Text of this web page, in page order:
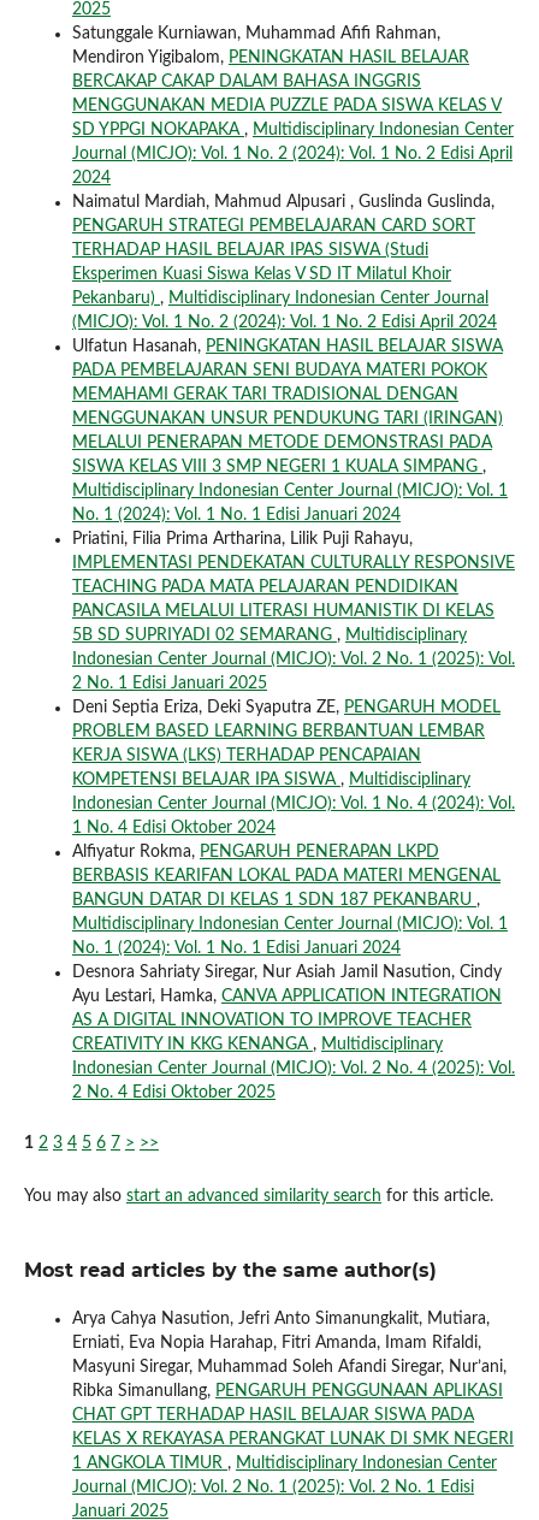
2025
Satunggale Kurniawan, Muhammad Afifi Rahman,
Mendiron Yigibalom, PENINGKATAN HASIL BELAJAR
BERCAKAP CAKAP DALAM BAHASA INGGRIS
MENGGUNAKAN MEDIA PUZZLE PADA SISWA KELAS V
SD YPPGI NOKAPAKA , Multidisciplinary Indonesian Center
Journal (MICJO): Vol. 1 No. 2 (2024): Vol. 1 No. 2 Edisi April
2024
Naimatul Mardiah, Mahmud Alpusari , Guslinda Guslinda,
PENGARUH STRATEGI PEMBELAJARAN CARD SORT
TERHADAP HASIL BELAJAR IPAS SISWA (Studi
Eksperimen Kuasi Siswa Kelas V SD IT Milatul Khoir
Pekanbaru) , Multidisciplinary Indonesian Center Journal
(MICJO): Vol. 1 No. 2 (2024): Vol. 1 No. 2 Edisi April 2024
Ulfatun Hasanah, PENINGKATAN HASIL BELAJAR SISWA
PADA PEMBELAJARAN SENI BUDAYA MATERI POKOK
MEMAHAMI GERAK TARI TRADISIONAL DENGAN
MENGGUNAKAN UNSUR PENDUKUNG TARI (IRINGAN)
MELALUI PENERAPAN METODE DEMONSTRASI PADA
SISWA KELAS VIII 3 SMP NEGERI 1 KUALA SIMPANG ,
Multidisciplinary Indonesian Center Journal (MICJO): Vol. 1
No. 1 (2024): Vol. 1 No. 1 Edisi Januari 2024
Priatini, Filia Prima Artharina, Lilik Puji Rahayu,
IMPLEMENTASI PENDEKATAN CULTURALLY RESPONSIVE
TEACHING PADA MATA PELAJARAN PENDIDIKAN
PANCASILA MELALUI LITERASI HUMANISTIK DI KELAS
5B SD SUPRIYADI 02 SEMARANG , Multidisciplinary
Indonesian Center Journal (MICJO): Vol. 2 No. 1 (2025): Vol.
2 No. 1 Edisi Januari 2025
Deni Septia Eriza, Deki Syaputra ZE, PENGARUH MODEL
PROBLEM BASED LEARNING BERBANTUAN LEMBAR
KERJA SISWA (LKS) TERHADAP PENCAPAIAN
KOMPETENSI BELAJAR IPA SISWA , Multidisciplinary
Indonesian Center Journal (MICJO): Vol. 1 No. 4 (2024): Vol.
1 No. 4 Edisi Oktober 2024
Alfiyatur Rokma, PENGARUH PENERAPAN LKPD
BERBASIS KEARIFAN LOKAL PADA MATERI MENGENAL
BANGUN DATAR DI KELAS 1 SDN 187 PEKANBARU ,
Multidisciplinary Indonesian Center Journal (MICJO): Vol. 1
No. 1 (2024): Vol. 1 No. 1 Edisi Januari 2024
Desnora Sahriaty Siregar, Nur Asiah Jamil Nasution, Cindy
Ayu Lestari, Hamka, CANVA APPLICATION INTEGRATION
AS A DIGITAL INNOVATION TO IMPROVE TEACHER
CREATIVITY IN KKG KENANGA , Multidisciplinary
Indonesian Center Journal (MICJO): Vol. 2 No. 4 (2025): Vol.
2 No. 4 Edisi Oktober 2025
1 2 3 4 5 6 7 > >>
You may also start an advanced similarity search for this article.
Most read articles by the same author(s)
Arya Cahya Nasution, Jefri Anto Simanungkalit, Mutiara,
Erniati, Eva Nopia Harahap, Fitri Amanda, Imam Rifaldi,
Masyuni Siregar, Muhammad Soleh Afandi Siregar, Nur’ani,
Ribka Simanullang, PENGARUH PENGGUNAAN APLIKASI
CHAT GPT TERHADAP HASIL BELAJAR SISWA PADA
KELAS X REKAYASA PERANGKAT LUNAK DI SMK NEGERI
1 ANGKOLA TIMUR , Multidisciplinary Indonesian Center
Journal (MICJO): Vol. 2 No. 1 (2025): Vol. 2 No. 1 Edisi
Januari 2025